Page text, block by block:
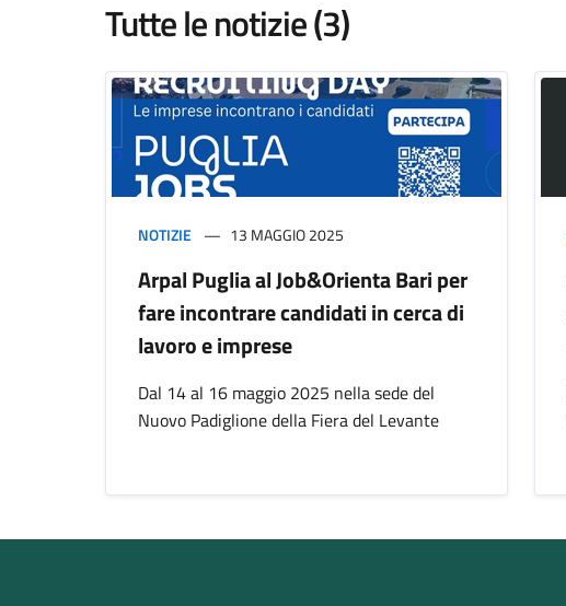
Tutte le notizie (3)
NOTIZIE 13 MAGGIO 2025
Arpal Puglia al Job&Orienta Bari per
fare incontrare candidati in cerca di
lavoro e imprese
Dal 14 al 16 maggio 2025 nella sede del
Nuovo Padiglione della Fiera del Levante